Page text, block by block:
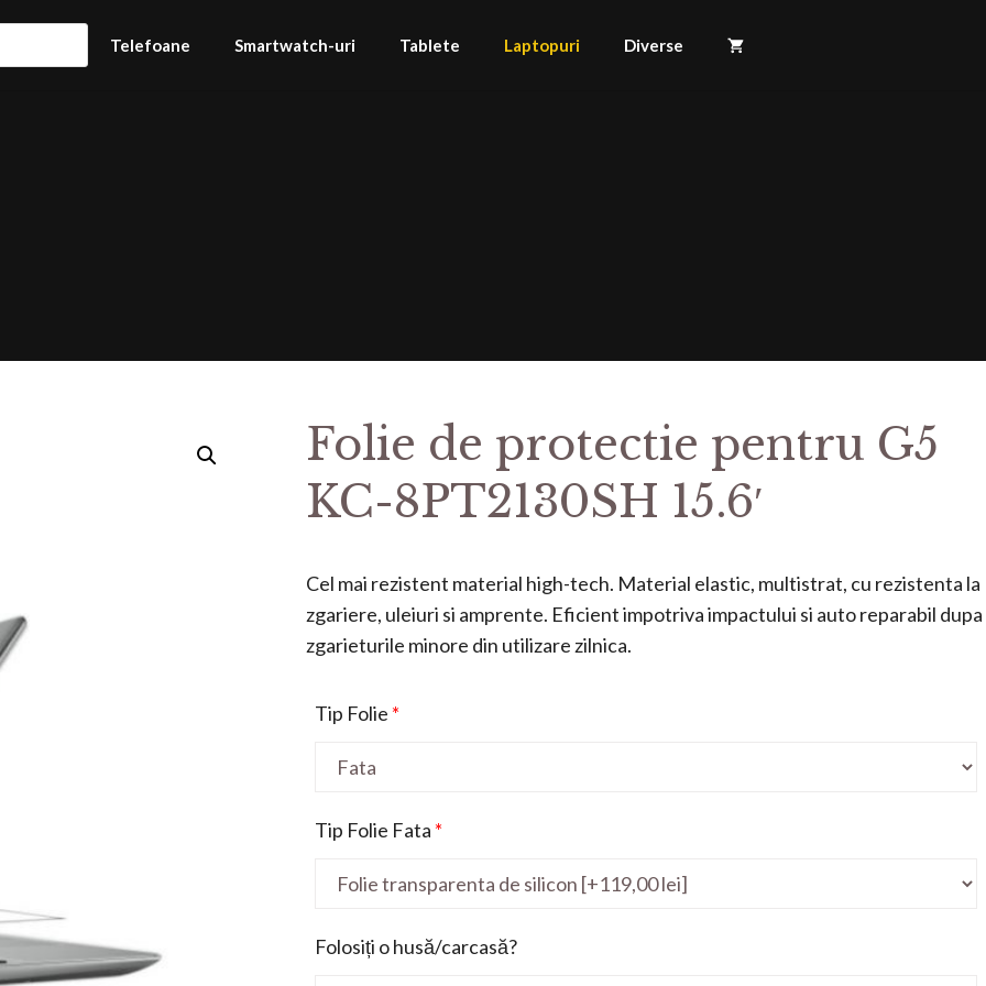
Telefoane Smartwatch-uri Tablete Laptopuri Diverse
Folie de protectie pentru G5
KC-8PT2130SH 15.6′
Cel mai rezistent material high-tech. Material elastic, multistrat, cu rezistenta la
zgariere, uleiuri si amprente. Eficient impotriva impactului si auto reparabil dupa
zgarieturile minore din utilizare zilnica.
Tip Folie *
Tip Folie Fata *
Folosiți o husă/carcasă?